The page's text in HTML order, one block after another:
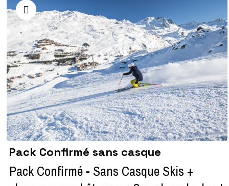
Pack Confirmé sans casque
Pack Confirmé - Sans Casque Skis +